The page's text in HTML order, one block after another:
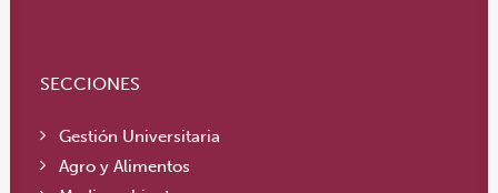
SECCIONES
Gestión Universitaria
Agro y Alimentos